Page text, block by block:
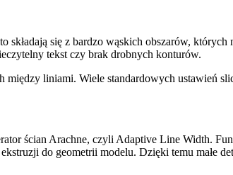
się z bardzo wąskich obszarów,
tekst czy brak drobnych konturów.
liniami. Wiele standardowych ustawień
ścian Arachne, czyli Adaptive Line Width.
do geometrii modelu. Dzięki temu małe